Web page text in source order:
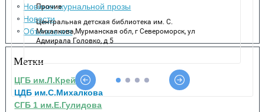
Новинки журнальной прозы
Новости
Объявления
Метки
ЦГБ им.Л.Крейна
ЦДБ им.С.Михалкова
СГБ 1 им.Е.Гулидова